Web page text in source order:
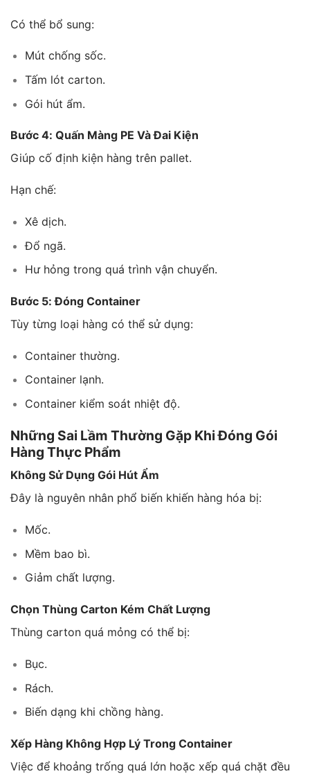
Có thể bổ sung:
Mút chống sốc.
Tấm lót carton.
Gói hút ẩm.
Bước 4: Quấn Màng PE Và Đai Kiện
Giúp cố định kiện hàng trên pallet.
Hạn chế:
Xê dịch.
Đổ ngã.
Hư hỏng trong quá trình vận chuyển.
Bước 5: Đóng Container
Tùy từng loại hàng có thể sử dụng:
Container thường.
Container lạnh.
Container kiểm soát nhiệt độ.
Những Sai Lầm Thường Gặp Khi Đóng Gói
Hàng Thực Phẩm
Không Sử Dụng Gói Hút Ẩm
Đây là nguyên nhân phổ biến khiến hàng hóa bị:
Mốc.
Mềm bao bì.
Giảm chất lượng.
Chọn Thùng Carton Kém Chất Lượng
Thùng carton quá mỏng có thể bị:
Bục.
Rách.
Biến dạng khi chồng hàng.
Xếp Hàng Không Hợp Lý Trong Container
Việc để khoảng trống quá lớn hoặc xếp quá chặt đều